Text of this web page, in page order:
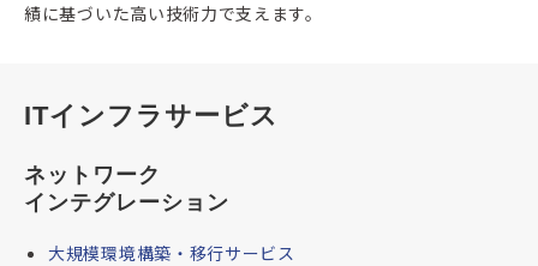
績に基づいた高い技術力で支えます。
ITインフラサービス
ネットワーク
インテグレーション
大規模環境構築・移行サービス